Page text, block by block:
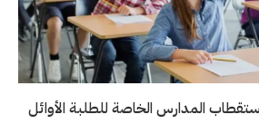
المدارس الخاصة للطلبة الأوائل